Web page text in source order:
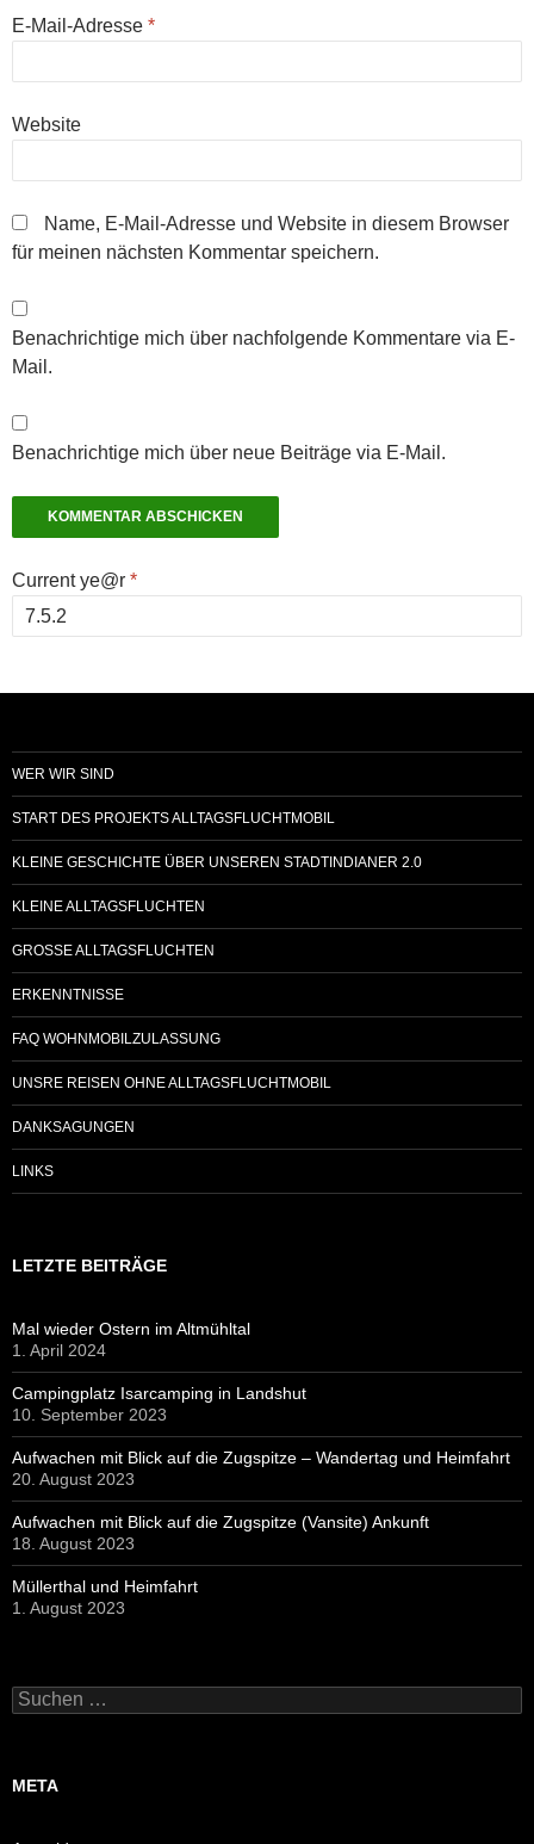
E-Mail-Adresse *
Website
Name, E-Mail-Adresse und Website in diesem Browser
für meinen nächsten Kommentar speichern.
Benachrichtige mich über nachfolgende Kommentare via E-
Mail.
Benachrichtige mich über neue Beiträge via E-Mail.
Current ye@r *
WER WIR SIND
START DES PROJEKTS ALLTAGSFLUCHTMOBIL
KLEINE GESCHICHTE ÜBER UNSEREN STADTINDIANER 2.0
KLEINE ALLTAGSFLUCHTEN
GROSSE ALLTAGSFLUCHTEN
ERKENNTNISSE
FAQ WOHNMOBILZULASSUNG
UNSRE REISEN OHNE ALLTAGSFLUCHTMOBIL
DANKSAGUNGEN
LINKS
LETZTE BEITRÄGE
Mal wieder Ostern im Altmühltal
1. April 2024
Campingplatz Isarcamping in Landshut
10. September 2023
Aufwachen mit Blick auf die Zugspitze – Wandertag und Heimfahrt
20. August 2023
Aufwachen mit Blick auf die Zugspitze (Vansite) Ankunft
18. August 2023
Müllerthal und Heimfahrt
1. August 2023
Suchen
nach:
META